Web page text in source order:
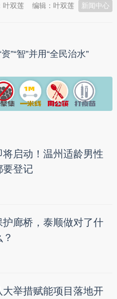
新闻中心
编辑：叶双莲
叶双莲
”“智”并用“全民治水”
将启动！温州适龄男性
要登记
护廊桥，泰顺做对了什
大举措赋能项目落地开